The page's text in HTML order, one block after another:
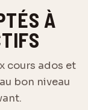
À
cours ados et
bon niveau